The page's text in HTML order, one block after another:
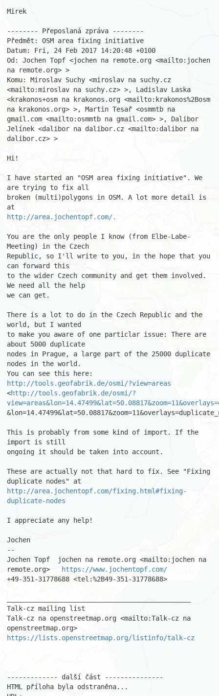
Mirek
-------- Přeposlaná zpráva --------
Předmět: OSM area fixing initiative
Datum: Fri, 24 Feb 2017 14:20:48 +0100
Od: Jochen Topf <jochen na remote.org <mailto:jochen
na remote.org> >
Komu: Miroslav Suchy <miroslav na suchy.cz
<mailto:miroslav na suchy.cz> >, Ladislav Laska
<krakonos+osm na krakonos.org <mailto:krakonos%2Bosm
na krakonos.org> >, Martin Tesař <osmmtb na
gmail.com <mailto:osmmtb na gmail.com> >, Dalibor
Jelínek <dalibor na dalibor.cz <mailto:dalibor na
dalibor.cz> >
Hi!
I have started an "OSM area fixing initiative". We
are trying to fix all
broken (multi)polygons in OSM. A lot more detail is
http://area.jochentopf.com/.
You are the only people I know (from Elbe-Labe-
Meeting) in the Czech
Republic, so I'll write to you, in the hope that you
can forward this
to the wider Czech community and get them involved.
We need all the help
we can get.
There is a lot to do in the Czech Republic and the
world, but I wanted
to make you aware of one particlar issue: There are
about 5000 duplicate
nodes in Prague, a large part of the 25000 duplicate
nodes in the world.
http://tools.geofabrik.de/osmi/?view=areas
<http://tools.geofabrik.de/osmi/?
This is probably from some kind of import. If the
import is still
ongoing it should be taken into account.
These are actually not that hard to fix. See "Fixing
http://area.jochentopf.com/fixing.html#fixing-
duplicate-nodes
I appreciate any help!
Jochen
--
Jochen Topf  jochen na remote.org <mailto:jochen na
remote.org>
https://www.jochentopf.com/
+49-351-31778688 <tel:%2B49-351-31778688>
Talk-cz mailing list
Talk-cz na openstreetmap.org <mailto:Talk-cz na
https://lists.openstreetmap.org/listinfo/talk-cz
------------- další část ---------------
HTML příloha byla odstraněna...